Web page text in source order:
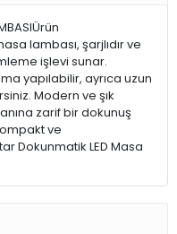
lambası, şarjlıdır ve
işlevi sunar.
yapılabilir, ayrıca uzun
Modern ve şık
zarif bir dokunuş
ve
Dokunmatik LED Masa